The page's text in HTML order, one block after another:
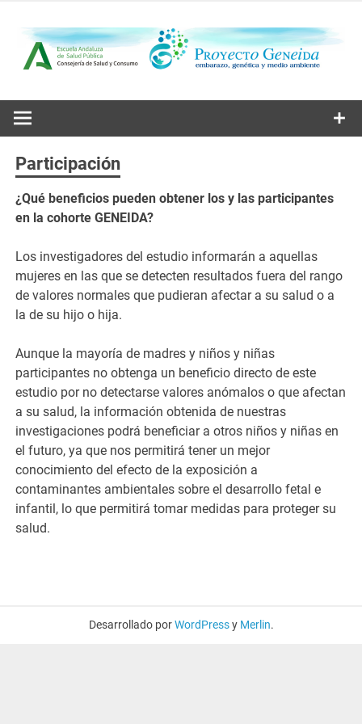
contenido
Proyecto
Geneida
Participación
¿Qué beneficios pueden obtener los y las participantes
en la cohorte GENEIDA?
Los investigadores del estudio informarán a aquellas
mujeres en las que se detecten resultados fuera del rango
de valores normales que pudieran afectar a su salud o a
la de su hijo o hija.
Aunque la mayoría de madres y niños y niñas
participantes no obtenga un beneficio directo de este
estudio por no detectarse valores anómalos o que afectan
a su salud, la información obtenida de nuestras
investigaciones podrá beneficiar a otros niños y niñas en
el futuro, ya que nos permitirá tener un mejor
conocimiento del efecto de la exposición a
contaminantes ambientales sobre el desarrollo fetal e
infantil, lo que permitirá tomar medidas para proteger su
salud.
Desarrollado porWordPressy Merlin.